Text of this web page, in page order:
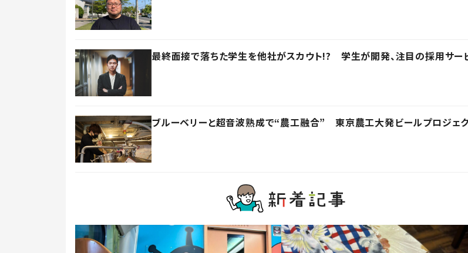
最終面接で落ちた学生を他社がスカウト!? 学生が開発、注目の採用サー
ブルーベリーと超音波熟成で“農工融合” 東京農工大発ビールプロジェ